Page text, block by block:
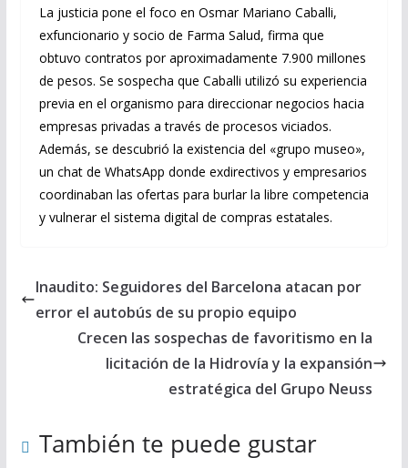
La justicia pone el foco en Osmar Mariano Caballi,
exfuncionario y socio de Farma Salud, firma que
obtuvo contratos por aproximadamente 7.900 millones
de pesos. Se sospecha que Caballi utilizó su experiencia
previa en el organismo para direccionar negocios hacia
empresas privadas a través de procesos viciados.
Además, se descubrió la existencia del «grupo museo»,
un chat de WhatsApp donde exdirectivos y empresarios
coordinaban las ofertas para burlar la libre competencia
y vulnerar el sistema digital de compras estatales.
Inaudito: Seguidores del Barcelona atacan por
error el autobús de su propio equipo
Crecen las sospechas de favoritismo en la
licitación de la Hidrovía y la expansión
estratégica del Grupo Neuss
También te puede gustar